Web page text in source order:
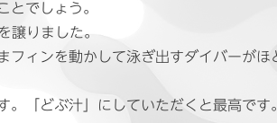
とでしょう。
譲りました。
ィンを動かして泳ぎ出すダイバーが
「どぶ汁」にしていただくと最高です。